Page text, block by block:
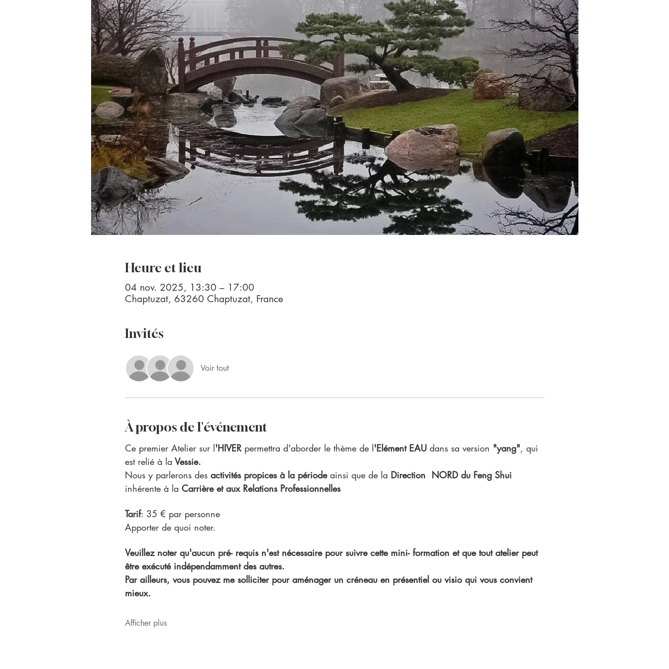
Heure et lieu
04 nov. 2025, 13:30 – 17:00
Chaptuzat, 63260 Chaptuzat, France
Invités
Voir tout
À propos de l'événement
Ce premier Atelier sur l'HIVER permettra d'aborder le thème de l'Elément EAU dans sa version "yang", qui
est relié à la Vessie.
Nous y parlerons des activités propices à la période ainsi que de la Direction  NORD du Feng Shui
inhérente à la Carrière et aux Relations Professionnelles
Tarif: 35 € par personne
Apporter de quoi noter.
Veuillez noter qu'aucun pré- requis n'est nécessaire pour suivre cette mini- formation et que tout atelier peut
être exécuté indépendamment des autres.
Par ailleurs, vous pouvez me solliciter pour aménager un créneau en présentiel ou visio qui vous convient
mieux.
Afficher plus